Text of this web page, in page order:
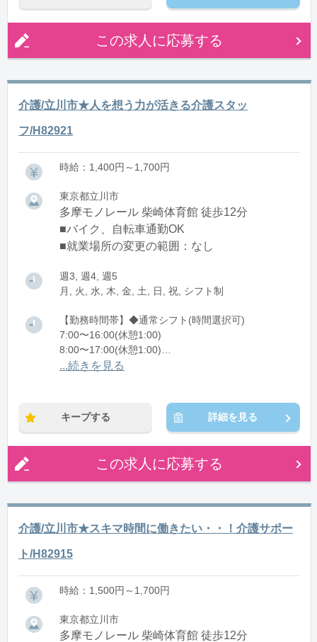
この求人に応募する
介護/立川市★人を想う力が活きる介護スタッ
フ/H82921
時給：1,400円～1,700円
東京都立川市
多摩モノレール 柴崎体育館 徒歩12分
■バイク、自転車通勤OK
■就業場所の変更の範囲：なし
週3, 週4, 週5
月, 火, 水, 木, 金, 土, 日, 祝, シフト制
【勤務時間帯】◆通常シフト(時間選択可)
7:00〜16:00(休憩1:00)
8:00〜17:00(休憩1:00)
12:00〜21:00(休憩1:00)
...続きを見る
キープする 詳細を見る
この求人に応募する
介護/立川市★スキマ時間に働きたい・・！介護サポー
ト/H82915
時給：1,500円～1,700円
東京都立川市
多摩モノレール 柴崎体育館 徒歩12分